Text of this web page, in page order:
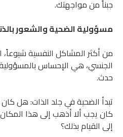
جبناً من مواجهتك.
مسؤولية الضحية والشعور
من أكثر المشاكل النفسية شيوعاً،
الجنسي، هي الإحساس
حدث.
تبدأ الضحية في جلد الذات: هل
كان يجب ألا أذهب إلى هذا
إلى القيام بذلك؟